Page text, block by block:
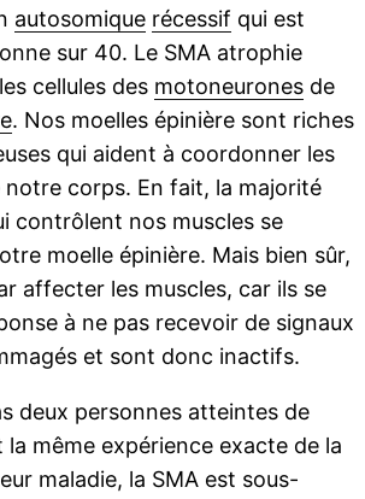
autosomique récessif qui est
sur 40. Le SMA atrophie
cellules des motoneuronesde
. Nos moelles épinière sont riches
qui aident à coordonner les
notre corps. En fait, la majorité
contrôlent nos muscles se
moelle épinière. Mais bien sûr,
affecter les muscles, car ils se
à ne pas recevoir de signaux
et sont donc inactifs.
deux personnes atteintes de
même expérience exacte de la
maladie, la SMA est sous-